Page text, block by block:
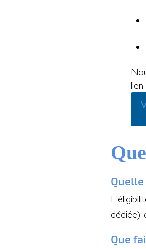
dédiée)
Que